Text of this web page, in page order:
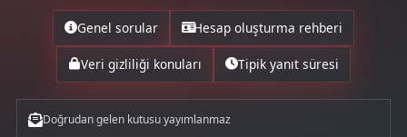
Genel sorular Hesap oluşturma rehberi
Veri gizliliği konuları Tipik yanıt süresi
Doğrudan gelen kutusu yayımlanmaz